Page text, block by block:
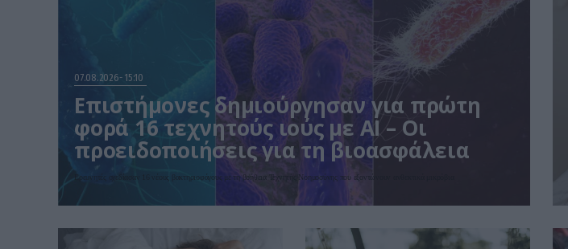
07.08.2026 15:10
Επιστήμονες δημιούργησαν για πρώτη
φορά 16 τεχνητούς ιούς με AI – Οι
προειδοποιήσεις για τη βιοασφάλεια
Ερευνητές σχεδίασαν 16 νέους βακτηριοφάγους με τη βοήθεια Τεχνητής Νοημοσύνης που εξοντώνουν ανθεκτικά μικρόβια